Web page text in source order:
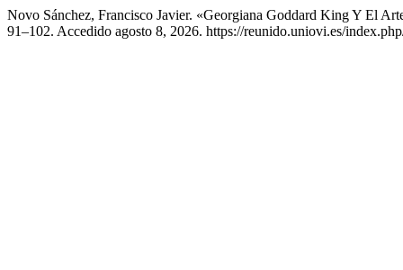
Novo Sánchez, Francisco Javier. «Georgiana Goddard King Y El
91–102. Accedido agosto 8, 2026. https://reunido.uniovi.es/